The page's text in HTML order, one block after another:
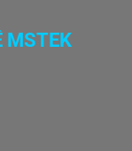
MSTEK
Park,